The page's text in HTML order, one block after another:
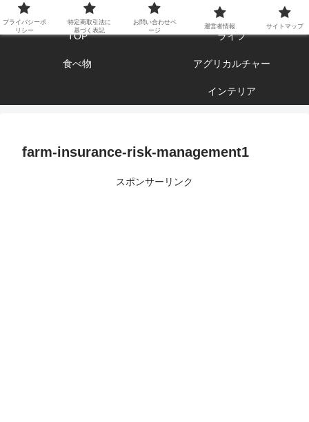
エンジョイ ブログライフ
TOP ライフ
食べ物 アグリカルチャー
インテリア
farm-insurance-risk-management1
スポンサーリンク
プライバシーポ
リシー
特定商取引法に
基づく表記
お問い合わせペ
ージ
運営者情報 サイトマップ